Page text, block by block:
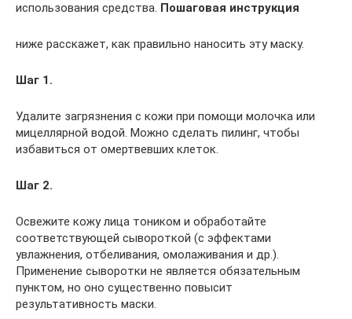
использования средства. Пошаговая инструкция
ниже расскажет, как правильно наносить эту маску.
Шаг 1.
Удалите загрязнения с кожи при помощи молочка или
мицеллярной водой. Можно сделать пилинг, чтобы
избавиться от омертвевших клеток.
Шаг 2.
Освежите кожу лица тоником и обработайте
соответствующей сывороткой (с эффектами
увлажнения, отбеливания, омолаживания и др.).
Применение сыворотки не является обязательным
пунктом, но оно существенно повысит
результативность маски.